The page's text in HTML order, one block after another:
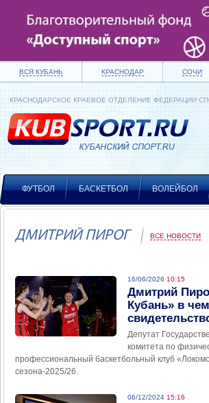
ВСЯ КУБАНЬ КРАСНОДАР СОЧИ
КРАСНОДАРСКОЕ КРАЕВОЕ ОТДЕЛЕНИЕ ФЕДЕРАЦИИ
ФУТБОЛ БАСКЕТБОЛ ВОЛЕЙБОЛ
ДМИТРИЙ ПИРОГ ВСЕ НОВОСТИ
16/06/2026 10:15
Дмитрий
Кубань» в
Депутат
комитета по
профессиональный баскетбольный клуб
сезона-2025/26.
06/12/2024 15:16